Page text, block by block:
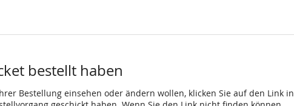
bestellt haben
Bestellung einsehen oder ändern wollen, klicken Sie auf den Link in